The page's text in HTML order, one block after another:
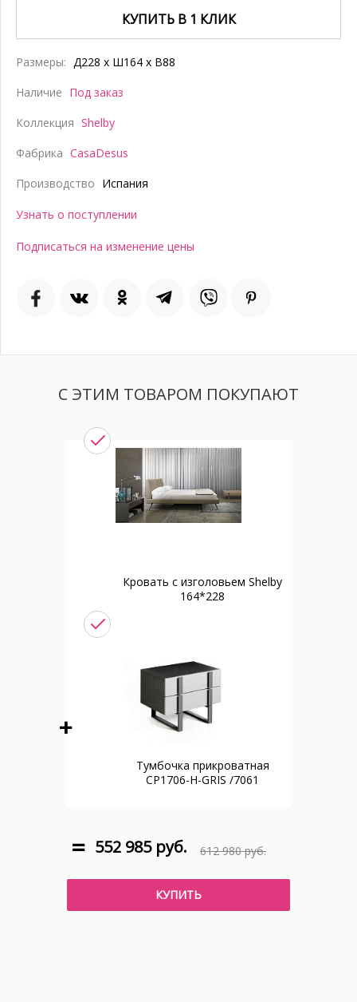
КУПИТЬ В 1 КЛИК
Размеры: Д228 x Ш164 x В88
Наличие Под заказ
Коллекция Shelby
Фабрика CasaDesus
Производство Испания
Узнать о поступлении
Подписаться на изменение цены
С ЭТИМ ТОВАРОМ ПОКУПАЮТ
Кровать с изголовьем Shelby
164*228
Тумбочка прикроватная
CP1706-H-GRIS /7061
612 980 руб.
552 985 руб.
КУПИТЬ